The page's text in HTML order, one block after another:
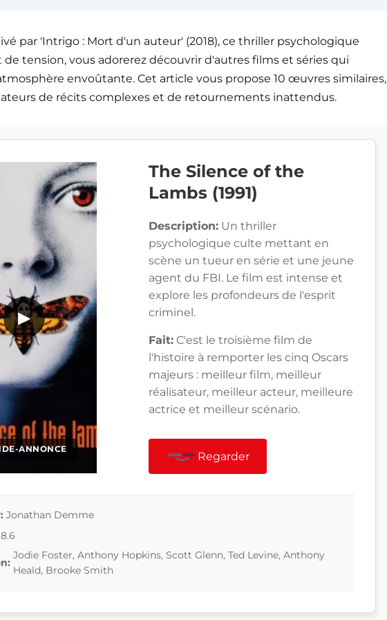
par 'Intrigo : Mort d'un auteur' (2018), ce thriller psychologique
tension, vous adorerez découvrir d'autres films et séries qui
envoûtante. Cet article vous propose 10 œuvres similaires,
de récits complexes et de retournements inattendus.
ANNONCE
▶
The Silence of the
Lambs (1991)
Description: Un thriller
psychologique culte mettant en
scène un tueur en série et une jeune
agent du FBI. Le film est intense et
explore les profondeurs de l'esprit
criminel.
Fait: C'est le troisième film de
l'histoire à remporter les cinq Oscars
majeurs : meilleur film, meilleur
réalisateur, meilleur acteur, meilleure
actrice et meilleur scénario.
Regarder
Jonathan Demme
Jodie Foster, Anthony Hopkins, Scott Glenn, Ted Levine, Anthony
Heald, Brooke Smith